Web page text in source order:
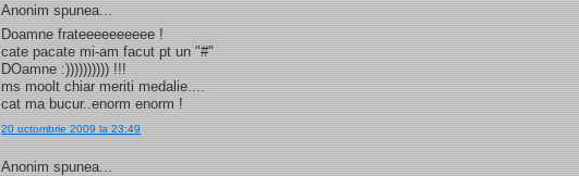
Anonim spunea...
Doamne frateeeeeeeeee !
cate pacate mi-am facut pt un "#"
DOamne :)))))))))) !!!
ms moolt chiar meriti medalie....
cat ma bucur..enorm enorm !
20 octombrie 2009 la 23:49
Anonim spunea...